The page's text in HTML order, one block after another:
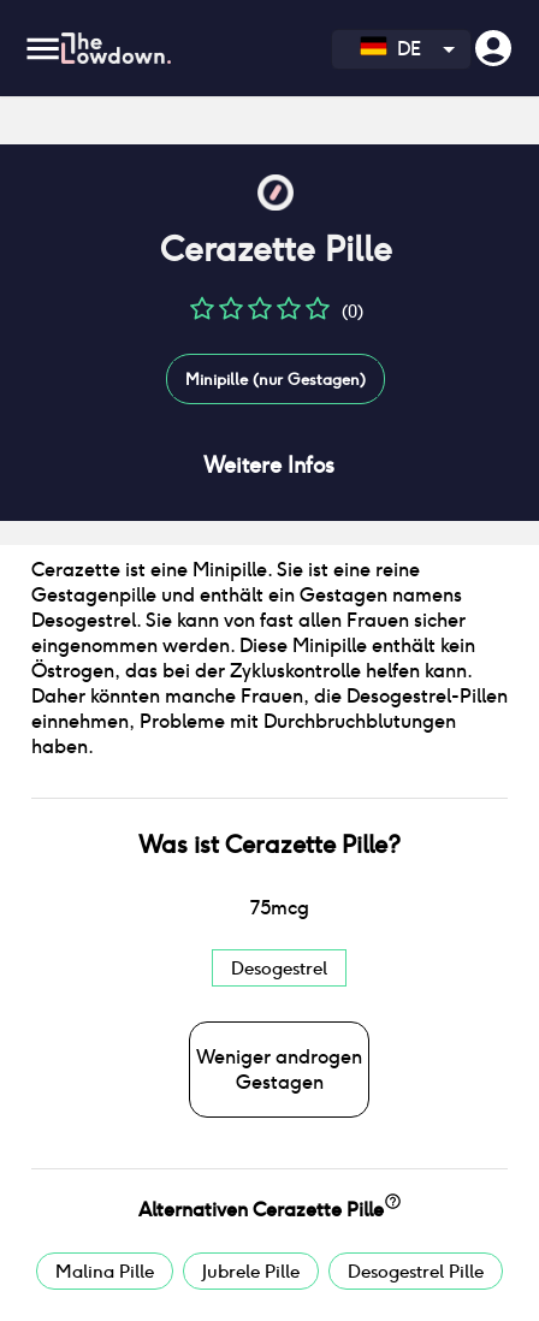
DE
Cerazette Pille
(0)
Minipille (nur Gestagen)
Weitere Infos
Cerazette ist eine Minipille. Sie ist eine reine
Gestagenpille und enthält ein Gestagen namens
Desogestrel. Sie kann von fast allen Frauen sicher
eingenommen werden. Diese Minipille enthält kein
Östrogen, das bei der Zykluskontrolle helfen kann.
Daher könnten manche Frauen, die Desogestrel-Pillen
einnehmen, Probleme mit Durchbruchblutungen
haben.
Was istCerazette Pille?
75mcg
Desogestrel
Weniger androgen
Gestagen
AlternativenCerazette Pille
Malina Pille Jubrele Pille Desogestrel Pille